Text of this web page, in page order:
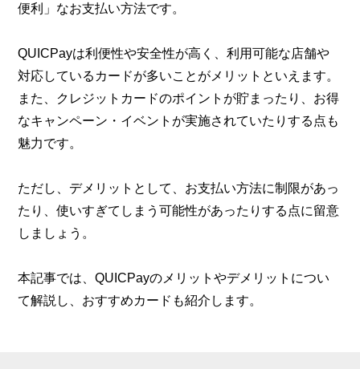
便利」なお支払い方法です。
QUICPayは利便性や安全性が高く、利用可能な店舗や
対応しているカードが多いことがメリットといえます。
また、クレジットカードのポイントが貯まったり、お得
なキャンペーン・イベントが実施されていたりする点も
魅力です。
ただし、デメリットとして、お支払い方法に制限があっ
たり、使いすぎてしまう可能性があったりする点に留意
しましょう。
本記事では、QUICPayのメリットやデメリットについ
て解説し、おすすめカードも紹介します。